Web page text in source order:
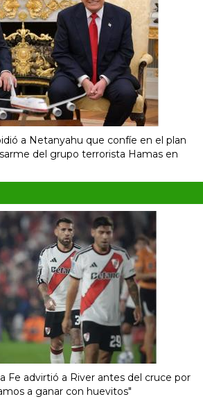
a Netanyahu que confíe en el plan
del grupo terrorista Hamas en
Fe advirtió a River antes del cruce por
a ganar con huevitos"